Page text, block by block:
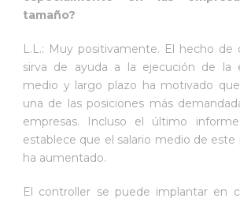
tamaño?
L.L.: Muy positivamente. El hecho de
sirva de ayuda a la ejecución de la
medio y largo plazo ha motivado
una de las posiciones más
empresas. Incluso el último
establece que el salario medio de este
ha aumentado.
El controller se puede implantar en